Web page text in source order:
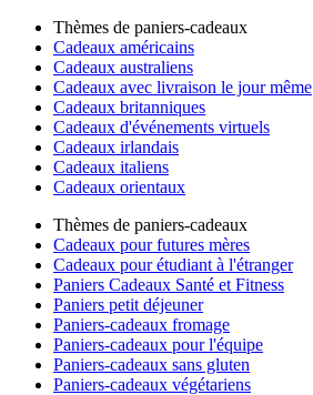
Thèmes de paniers-cadeaux
Cadeaux américains
Cadeaux australiens
Cadeaux avec livraison le jour même
Cadeaux britanniques
Cadeaux d'événements virtuels
Cadeaux irlandais
Cadeaux italiens
Cadeaux orientaux
Thèmes de paniers-cadeaux
Cadeaux pour futures mères
Cadeaux pour étudiant à l'étranger
Paniers Cadeaux Santé et Fitness
Paniers petit déjeuner
Paniers-cadeaux fromage
Paniers-cadeaux pour l'équipe
Paniers-cadeaux sans gluten
Paniers-cadeaux végétariens